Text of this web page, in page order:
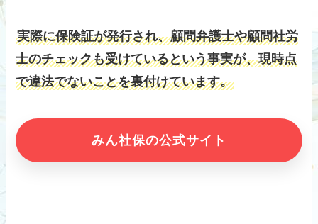
実際に保険証が発行され、顧問弁護士や顧問社労
士のチェックも受けているという事実が、現時点
で違法でないことを裏付けています。
みん社保の公式サイト